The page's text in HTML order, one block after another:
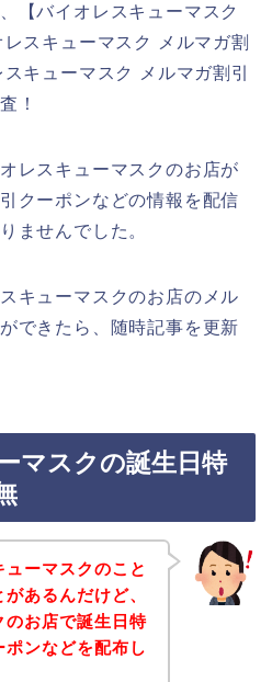
【バイオレスキューマスク
スキューマスク メルマガ割
キューマスク メルマガ割引
！
レスキューマスクのお店が
クーポンなどの情報を配信
ませんでした。
キューマスクのお店のメル
できたら、随時記事を更新
マスクの誕生日特
ーマスクのこと
あるんだけど、
のお店で誕生日特
ンなどを配布し